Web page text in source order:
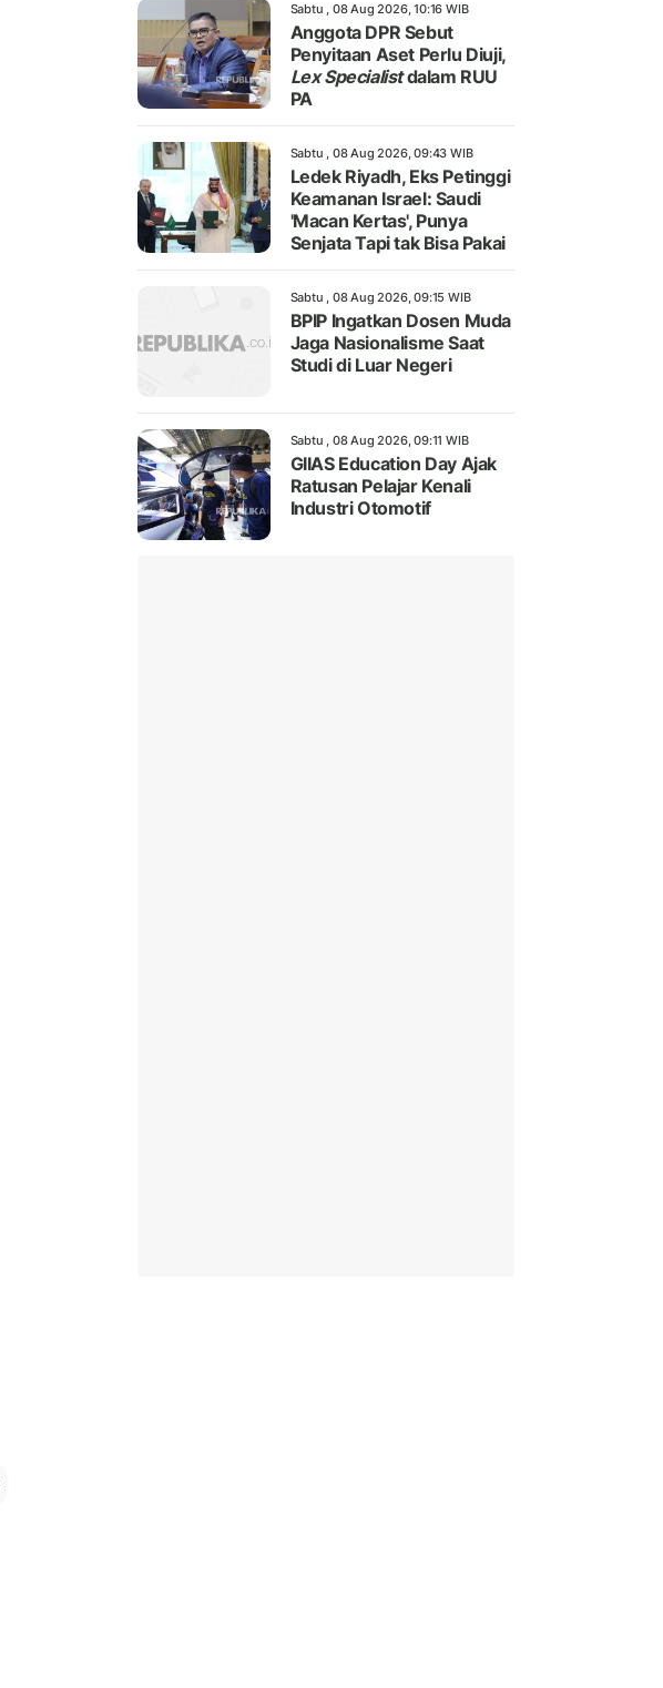
Sabtu , 08 Aug 2026, 10:16 WIB
Anggota DPR Sebut
Penyitaan Aset Perlu Diuji,
Lex Specialistdalam RUU
PA
Sabtu , 08 Aug 2026, 09:43 WIB
Ledek Riyadh, Eks Petinggi
Keamanan Israel: Saudi
'Macan Kertas', Punya
Senjata Tapi tak Bisa Pakai
Sabtu , 08 Aug 2026, 09:15 WIB
BPIP Ingatkan Dosen Muda
Jaga Nasionalisme Saat
Studi di Luar Negeri
Sabtu , 08 Aug 2026, 09:11 WIB
GIIAS Education Day Ajak
Ratusan Pelajar Kenali
Industri Otomotif